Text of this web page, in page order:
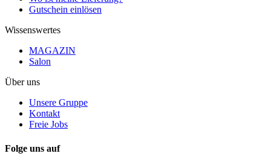
Gutschein einlösen
Wissenswertes
MAGAZIN
Salon
Über uns
Unsere Gruppe
Kontakt
Freie Jobs
Folge uns auf